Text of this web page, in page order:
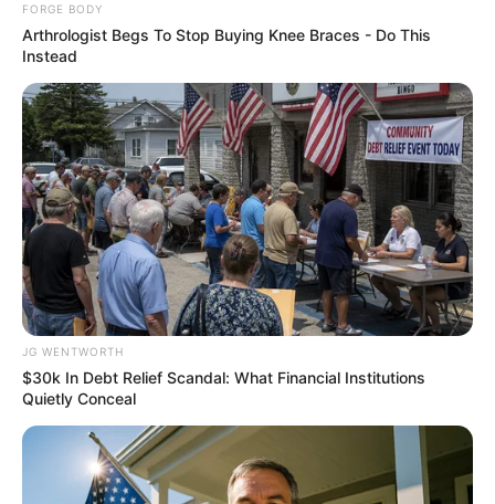
Why this ordinary drink is the secret to feeling your
best every day
CTA LOVE
FORGE BODY
Arthrologist Begs To Stop Buying Knee Braces - Do This
Instead
JG WENTWORTH
$30k In Debt Relief Scandal: What Financial Institutions
Quietly Conceal